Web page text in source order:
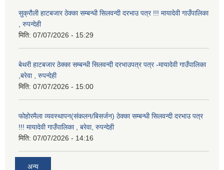
सुक्रौली हाटबजार ठेक्का सम्बन्धी सिलवन्दी दरभाउ पत्र !!! मायादेवी गाउँपालिका
, रुपन्देही
मिति: 07/07/2026 - 15:29
बेथरी हाटबजार ठेक्का सम्बन्धी सिलवन्दी दरभाउपत्र पत्र -मायादेवी गाउँपालिका
,बरेवा , रुपन्देही
मिति: 07/07/2026 - 15:00
फोहोरमैला व्यवस्थापन(संकलन/बिसर्जन) ठेक्का सम्बन्धी सिलवन्दी दरभाउ पत्र
!!! मायादेवी गाउँपालिका , बरेवा, रुपन्देही
मिति: 07/07/2026 - 14:16
अन्य